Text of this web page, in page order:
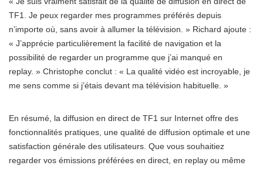
TF1. Je peux regarder mes programmes préférés depuis
n’importe où, sans avoir à allumer la télévision. » Richard ajoute :
« J’apprécie particulièrement la facilité de navigation et la
possibilité de regarder un programme que j’ai manqué en
replay. » Christophe conclut : « La qualité vidéo est incroyable, je
me sens comme si j’étais devant ma télévision habituelle. »
En résumé, la diffusion en direct de TF1 sur Internet offre des
fonctionnalités pratiques, une qualité de diffusion optimale et une
satisfaction générale des utilisateurs. Que vous souhaitiez
regarder vos émissions préférées en direct, en replay ou même